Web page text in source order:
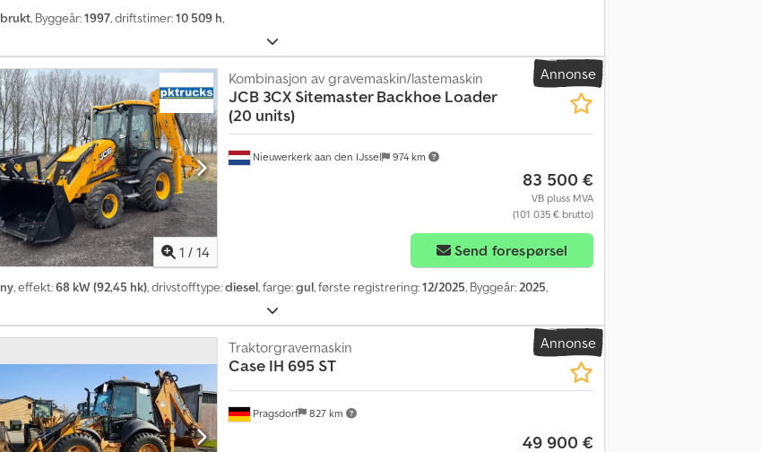
brukt, Byggeår:1997, driftstimer:10 509 h,
Annonse
1 / 14
Nieuwerkerk aan den IJssel 974 km
Kombinasjon av gravemaskin/lastemaskin
JCB 3CX Sitemaster Backhoe Loader
(20 units)
83 500 €
VB pluss MVA
(101 035 € brutto)
Send forespørsel
ny, effekt:68 kW (92,45 hk), drivstofftype:diesel, farge:gul, første registrering:12/2025, Byggeår:2025,
Annonse
Pragsdorf 827 km
Traktorgravemaskin
Case IH 695 ST
49 900 €